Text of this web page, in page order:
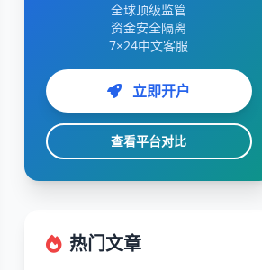
全球顶级监管
资金安全隔离
7×24中文客服
立即开户
查看平台对比
热门文章